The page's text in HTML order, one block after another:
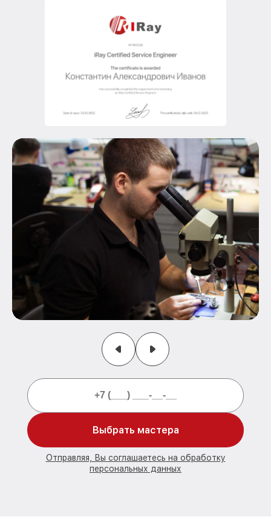
Выбрать мастера
Отправляя, Вы соглашаетесь на обработку
персональных данных